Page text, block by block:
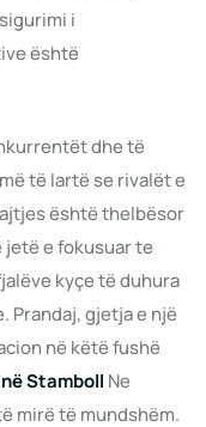
i
është
dhe të
të lartë se rivalët e
është thelbësor
e fokusuar te
kyçe të duhura
Prandaj, gjetja e një
në këtë fushë
Stamboll Ne
mirë të mundshëm.